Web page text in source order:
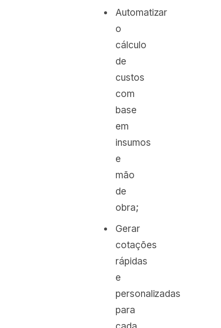
Automatizar
o
cálculo
de
custos
com
base
em
insumos
e
mão
de
obra;
Gerar
cotações
rápidas
e
personalizadas
para